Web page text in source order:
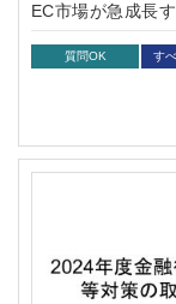
EC市場が急成長
ています。本セミ
知識を分かりや
上を拡大するため
質問OK す